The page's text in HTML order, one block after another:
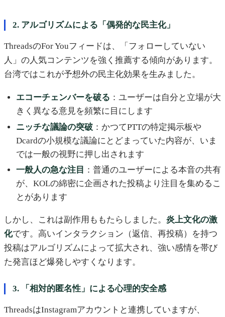
2. アルゴリズムによる「偶発的な民主化」
ThreadsのFor Youフィードは、「フォローしていない
人」の人気コンテンツを強く推薦する傾向があります。
台湾ではこれが予想外の民主化効果を生みました。
エコーチェンバーを破る ：ユーザーは自分と立場が大
きく異なる意見を頻繁に目にします
ニッチな議論の突破 ：かつてPTTの特定掲示板や
Dcardの小規模な議論にとどまっていた内容が、いま
では一般の視野に押し出されます
一般人の急な注目 ：普通のユーザーによる本音の共有
が、KOLの綿密に企画された投稿より注目を集めるこ
とがあります
しかし、これは副作用ももたらしました。 炎上文化の激
化です。高いインタラクション（返信、再投稿）を持つ
投稿はアルゴリズムによって拡大され、強い感情を帯び
た発言ほど爆発しやすくなります。
3. 「相対的匿名性」による心理的安全感
ThreadsはInstagramアカウントと連携していますが、